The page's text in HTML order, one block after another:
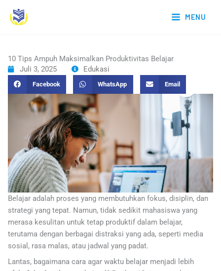
MENU
10 Tips Ampuh Maksimalkan Produktivitas Belajar
Juli 3, 2025
Edukasi
Facebook WhatsApp Email
Belajar adalah proses yang membutuhkan fokus, disiplin, dan
strategi yang tepat. Namun, tidak sedikit mahasiswa yang
merasa kesulitan untuk tetap produktif dalam belajar,
terutama dengan berbagai distraksi yang ada, seperti media
sosial, rasa malas, atau jadwal yang padat.
Lantas, bagaimana cara agar waktu belajar menjadi lebih